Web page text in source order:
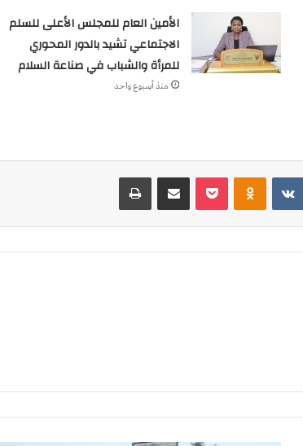
الأمين العام للمجلس الأعلى للسلم
الاجتماعي تشيد بالدور المحوري
للمرأة والشباب في صناعة السلام
منذ أسبوع واحد
بوكيت